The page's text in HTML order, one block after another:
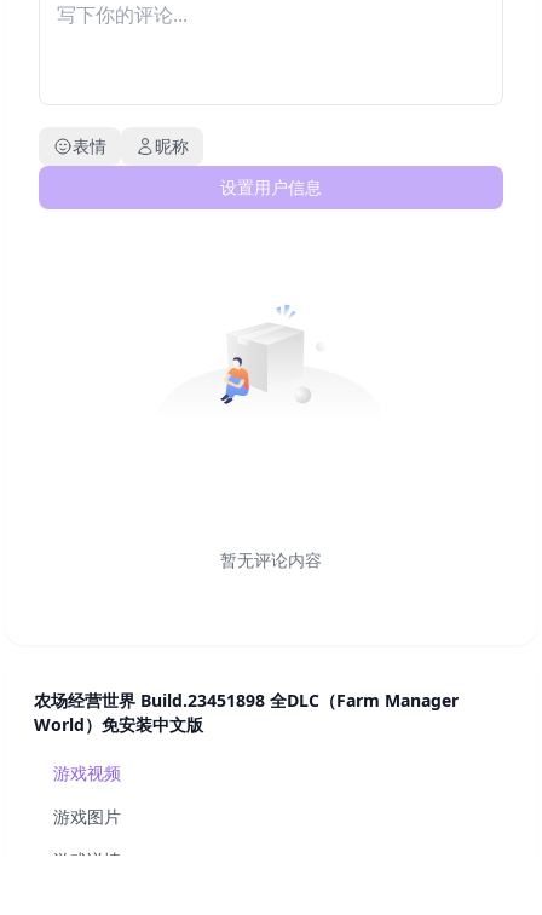
表情
昵称
设置用户信息
暂无评论内容
农场经营世界 Build.23451898 全DLC（Farm Manager
World）免安装中文版
游戏视频
游戏图片
游戏详情